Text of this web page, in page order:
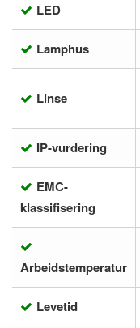
LED
Lamphus
Linse
IP-vurdering
EMC-
klassifisering
Arbeidstemperatur
Levetid